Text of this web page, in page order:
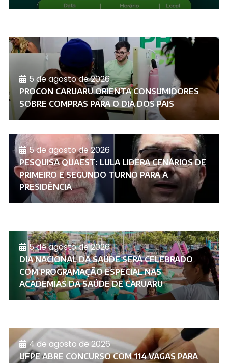
5 de agosto de 2026
PROCON CARUARU ORIENTA CONSUMIDORES
SOBRE COMPRAS PARA O DIA DOS PAIS
5 de agosto de 2026
PESQUISA QUAEST: LULA LIDERA CENÁRIOS DE
PRIMEIRO E SEGUNDO TURNO PARA A
PRESIDÊNCIA
5 de agosto de 2026
DIA NACIONAL DA SAÚDE SERÁ CELEBRADO
COM PROGRAMAÇÃO ESPECIAL NAS
ACADEMIAS DA SAÚDE DE CARUARU
4 de agosto de 2026
UFPE ABRE CONCURSO COM 114 VAGAS PARA